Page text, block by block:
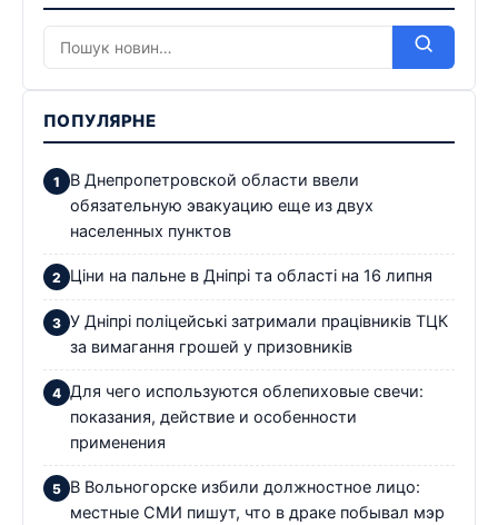
ПОПУЛЯРНЕ
В Днепропетровской области ввели
обязательную эвакуацию еще из двух
населенных пунктов
Ціни на пальне в Дніпрі та області на 16 липня
У Дніпрі поліцейські затримали працівників ТЦК
за вимагання грошей у призовників
Для чего используются облепиховые свечи:
показания, действие и особенности
применения
В Вольногорске избили должностное лицо:
местные СМИ пишут, что в драке побывал мэр